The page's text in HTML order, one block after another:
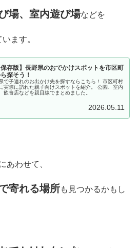
場、室内遊び場などを
ます。
存版】長野県のおでかけスポットを市区町
探そう！
で子連れのお出かけ先を探すならこちら！ 市区町村
実際に訪れた親子向けスポットを紹介。 公園、室内
飲食店などを親目線でまとめました。
2026.05.11
あわせて、
寄れる場所も見つかるかもし